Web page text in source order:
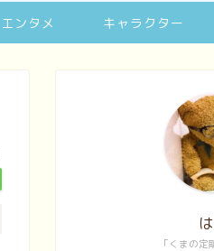
エンタメ キャラクター
「くまの定